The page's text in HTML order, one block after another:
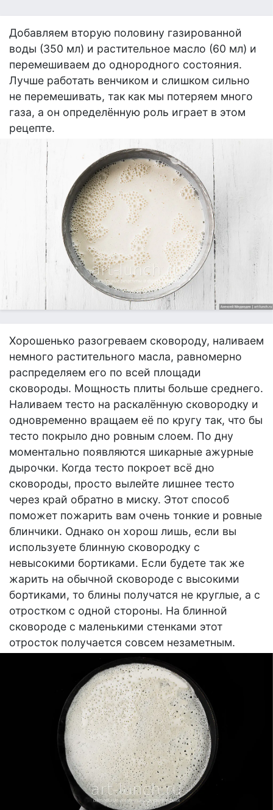
Добавляем вторую половину газированной
воды (350 мл) и растительное масло (60 мл) и
перемешиваем до однородного состояния.
Лучше работать венчиком и слишком сильно
не перемешивать, так как мы потеряем много
газа, а он определённую роль играет в этом
рецепте.
Хорошенько разогреваем сковороду, наливаем
немного растительного масла, равномерно
распределяем его по всей площади
сковороды. Мощность плиты больше среднего.
Наливаем тесто на раскалённую сковородку и
одновременно вращаем её по кругу так, что бы
тесто покрыло дно ровным слоем. По дну
моментально появляются шикарные ажурные
дырочки. Когда тесто покроет всё дно
сковороды, просто вылейте лишнее тесто
через край обратно в миску. Этот способ
поможет пожарить вам очень тонкие и ровные
блинчики. Однако он хорош лишь, если вы
используете блинную сковородку с
невысокими бортиками. Если будете так же
жарить на обычной сковороде с высокими
бортиками, то блины получатся не круглые, а с
отростком с одной стороны. На блинной
сковороде с маленькими стенками этот
отросток получается совсем незаметным.